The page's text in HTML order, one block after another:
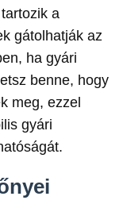
a
gátolhatják az
ha gyári
benne, hogy
meg, ezzel
gyári